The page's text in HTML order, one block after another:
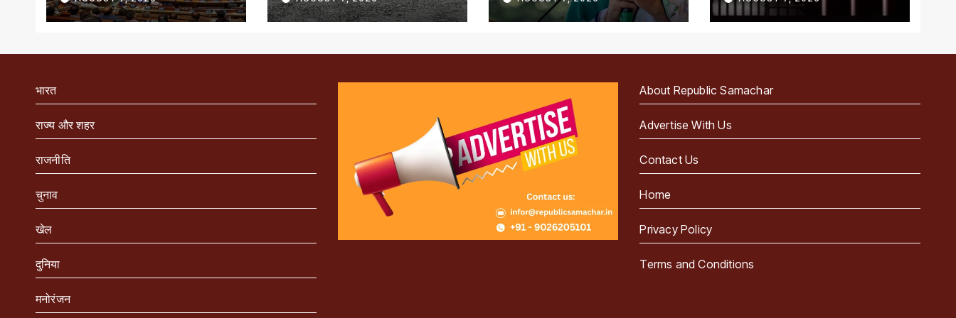
जारी
भारत
राज्य और शहर
राजनीति
चुनाव
खेल
दुनिया
मनोरंजन
About Republic Samachar
Advertise With Us
Contact Us
Home
Privacy Policy
Terms and Conditions